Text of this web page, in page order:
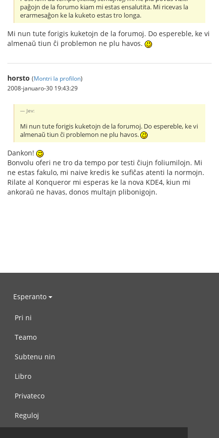
paĝojn de la forumo kiam mi estas ensalutita. Mi ricevas la
erarmesaĝon ke la kuketo estas tro longa.
Mi nun tute forigis kuketojn de la forumoj. Do espereble, ke vi
almenaŭ tiun ĉi problemon ne plu havos.
horsto (Montri la profilon)
2008-januaro-30 19:43:29
Jev:
Mi nun tute forigis kuketojn de la forumoj. Do espereble, ke vi
almenaŭ tiun ĉi problemon ne plu havos.
Dankon!
Bonvolu oferi ne tro da tempo por testi ĉiujn foliumilojn. Mi
ne estas fakulo, mi naive kredis ke sufiĉas atenti la normojn.
Rilate al Konqueror mi esperas ke la nova KDE4, kiun mi
ankoraŭ ne havas, donos multajn plibonigojn.
Esperanto
Pri ni
Teamo
Subtenu nin
Libro
Privateco
Reguloj